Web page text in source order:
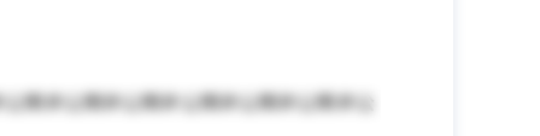
開非公開非公開非公開非公開非公開非公